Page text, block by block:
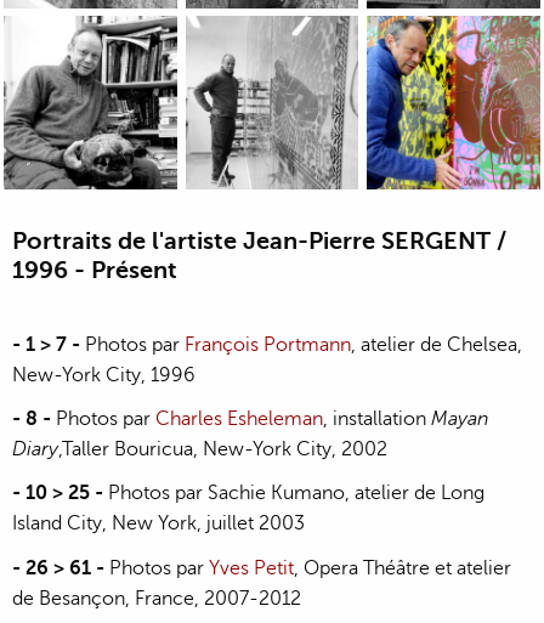
Portraits of Jean-Pierre Sergent by Christine Chatelet,
Portraits of Jean-Pierre Sergent by
Portraits of Jean-
Portraits de l'artiste Jean-Pierre SERGENT /
1996 - Présent
- 1 > 7 - Photos par François Portmann, atelier de Chelsea,
New-York City, 1996
- 8 - Photos par Charles Esheleman, installation Mayan
Diary,Taller Bouricua, New-York City, 2002
- 10 > 25 - Photos par Sachie Kumano, atelier de Long
Island City, New York, juillet 2003
- 26 > 61 - Photos par Yves Petit , Opera Théâtre et atelier
de Besançon, France, 2007-2012